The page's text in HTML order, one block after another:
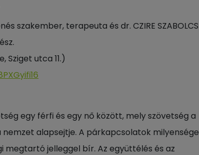
szakember, terapeuta és dr. CZIRE SZABOLCS
Sziget utca 11.)
egy férfi és egy nő között, mely szövetség a
alapsejtje. A párkapcsolatok milyensége
megtartó jelleggel bír. Az együttélés és az